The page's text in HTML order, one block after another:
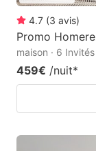
4.7 (3 avis)
Promo
maison · 6
459€ /nuit*